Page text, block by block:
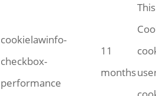
cookielawinfo-
checkbox-
performance
11
months